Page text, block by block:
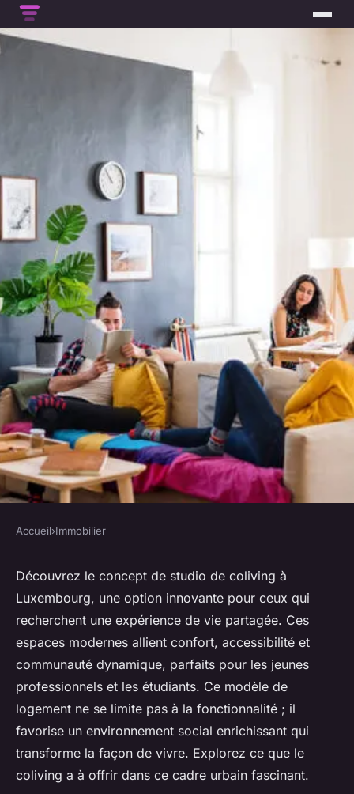
Coliving studio in
Luxembourg: a unique
experience
quentin•15 mars 2025•8 min de lecture
Accueil›Immobilier
Découvrez le concept de studio de coliving à
Luxembourg, une option innovante pour ceux qui
recherchent une expérience de vie partagée. Ces
espaces modernes allient confort, accessibilité et
communauté dynamique, parfaits pour les jeunes
professionnels et les étudiants. Ce modèle de
logement ne se limite pas à la fonctionnalité ; il
favorise un environnement social enrichissant qui
transforme la façon de vivre. Explorez ce que le
coliving a à offrir dans ce cadre urbain fascinant.